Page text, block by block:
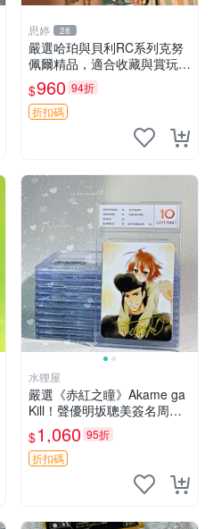
思婷 28
嚴選哈珀與貝利RC系列克努
佩爾精品，適合收藏與賞玩 R
C 玩具 陶瓷
$960 94折
折扣碼
水狸屋
嚴選《赤紅之瞳》Akame ga
Kill！聲優明坂聰美簽名周
邊，3寸帶原裝卡磚 日版中古
赤紅之瞳 Akame ga Kill 明坂
聰美 簽名
$1,060 95折
折扣碼